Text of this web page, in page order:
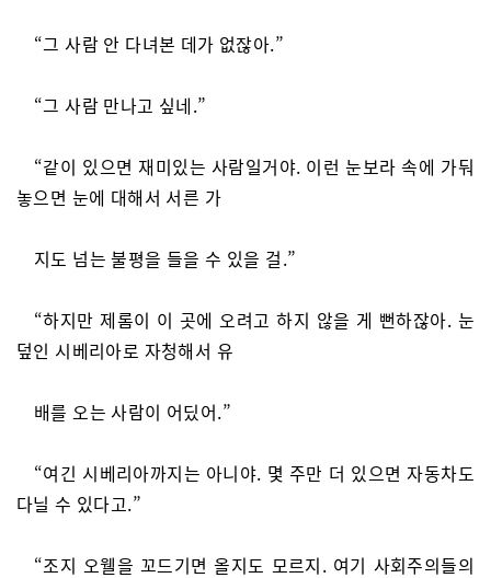
“그 사람 안 다녀본 데가 없잖아.”
“그 사람 만나고 싶네.”
“같이 있으면 재미있는 사람일거야. 이런 눈보라 속에 가둬
놓으면 눈에 대해서 서른 가
지도 넘는 불평을 들을 수 있을 걸.”
“하지만 제롬이 이 곳에 오려고 하지 않을 게 뻔하잖아. 눈
덮인 시베리아로 자청해서 유
배를 오는 사람이 어딨어.”
“여긴 시베리아까지는 아니야. 몇 주만 더 있으면 자동차도
다닐 수 있다고.”
“조지 오웰을 꼬드기면 올지도 모르지. 여기 사회주의들의